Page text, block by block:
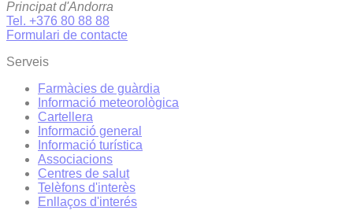
Principat d'Andorra
Tel. +376 80 88 88
Formulari de contacte
Serveis
Farmàcies de guàrdia
Informació meteorològica
Cartellera
Informació general
Informació turística
Associacions
Centres de salut
Telèfons d'interès
Enllaços d'interés